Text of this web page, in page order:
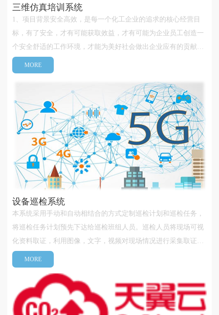
三维仿真培训系统
1、项目背景安全高效，是每一个化工企业的追求的核心经营目
标，有了安全，才有可能获取效益，才有可能为企业员工创造一
个安全舒适的工作环境，才能为美好社会做出企业应有的贡献。
企业员工的操作熟练程度，直接影响生产过程安全，影响产品质
量。因此，培训工作是企业重要岗位管理工作之一。传统培训方
MORE
设备巡检系统
本系统采用手动和自动相结合的方式定制巡检计划和巡检任务，
将巡检任务计划预先下达给巡检班组人员。巡检人员将现场可视
化资料取证，利用图像，文字，视频对现场情况进行采集取证，
上级部门可通过平台远程对现场进行指导、领导实时了解巡检状
况，及时了解发现巡检中的问题，做出相应的应对预案。系统包
含PC端、平板端和手机···
MORE